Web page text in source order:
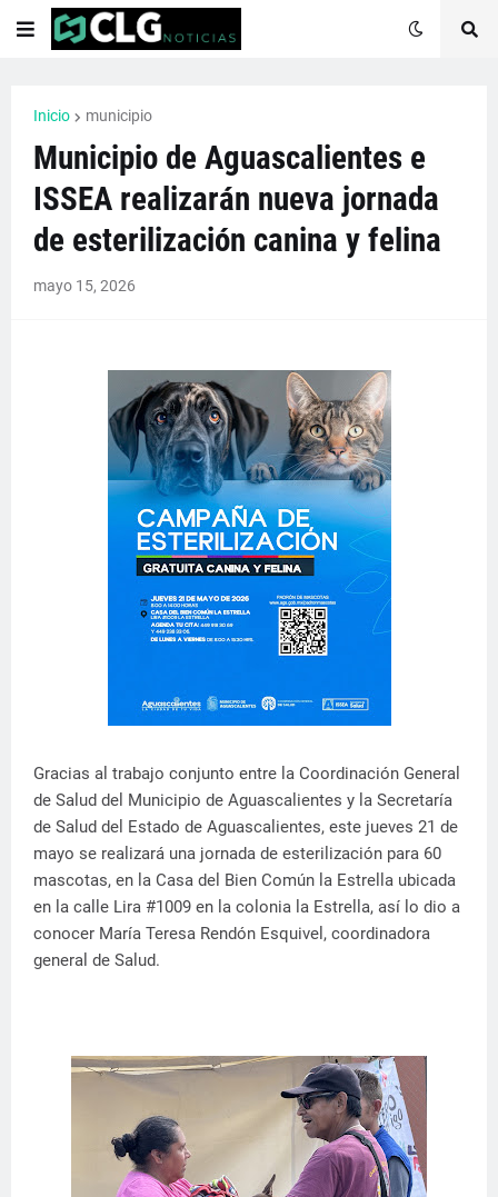
Inicio municipio
Municipio de Aguascalientes e
ISSEA realizarán nueva jornada
de esterilización canina y felina
mayo 15, 2026
Gracias al trabajo conjunto entre la Coordinación General
de Salud del Municipio de Aguascalientes y la Secretaría
de Salud del Estado de Aguascalientes, este jueves 21 de
mayo se realizará una jornada de esterilización para 60
mascotas, en la Casa del Bien Común la Estrella ubicada
en la calle Lira #1009 en la colonia la Estrella, así lo dio a
conocer María Teresa Rendón Esquivel, coordinadora
general de Salud.